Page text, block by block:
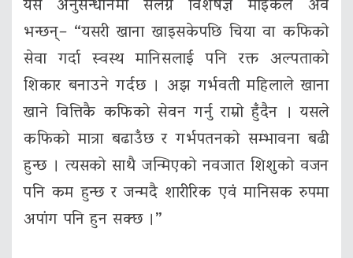
यसै अनुसन्धानमा संलग्न विशेषज्ञ माइकल अवे
भन्छन्– “यसरी खाना खाइसकेपछि चिया वा कफिको
सेवा गर्दा स्वस्थ मानिसलाई पनि रक्त अल्पताको
शिकार बनाउने गर्दछ । अझ गर्भवती महिलाले खाना
खाने वित्तिकै कफिको सेवन गर्नु राम्रो हुँदैन । यसले
कफिको मात्रा बढाउँछ र गर्भपतनको सम्भावना बढी
हुन्छ । त्यसको साथै जन्मिएको नवजात शिशुको वजन
पनि कम हुन्छ र जन्मदै शारीरिक एवं मानिसक रुपमा
अपांग पनि हुन सक्छ ।”